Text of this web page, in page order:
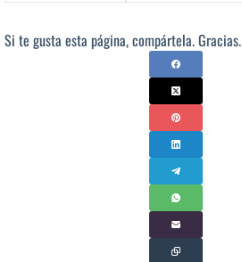
Si te gusta esta página, compártela. Gracias.